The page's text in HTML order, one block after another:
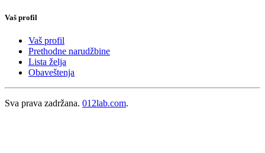
Vaš profil
Vaš profil
Prethodne narudžbine
Lista želja
Obaveštenja
Sva prava zadržana. 012lab.com.